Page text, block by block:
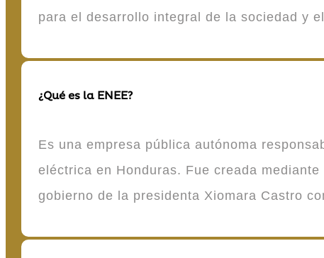
para el desarrollo integral de la sociedad y
¿Qué es la ENEE?
Es una empresa pública autónoma
eléctrica en Honduras. Fue creada
gobierno de la presidenta Xiomara Castro